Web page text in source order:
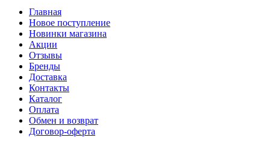
Главная
Новое поступление
Новинки магазина
Акции
Отзывы
Бренды
Доставка
Контакты
Каталог
Оплата
Обмен и возврат
Договор-оферта